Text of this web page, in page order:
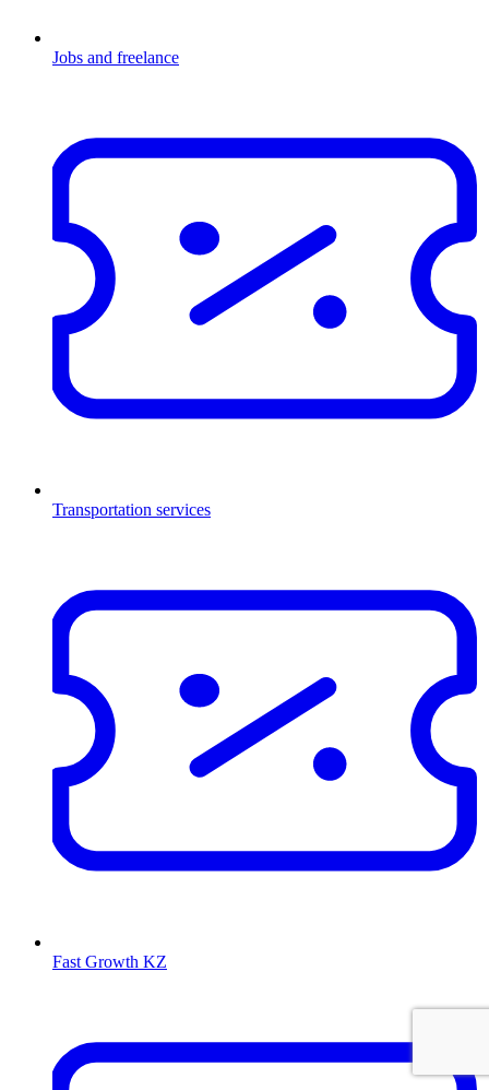
Jobs and freelance
Transportation services
Fast Growth KZ